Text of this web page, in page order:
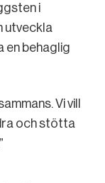
i
utveckla
behaglig
Vi vill
och stötta